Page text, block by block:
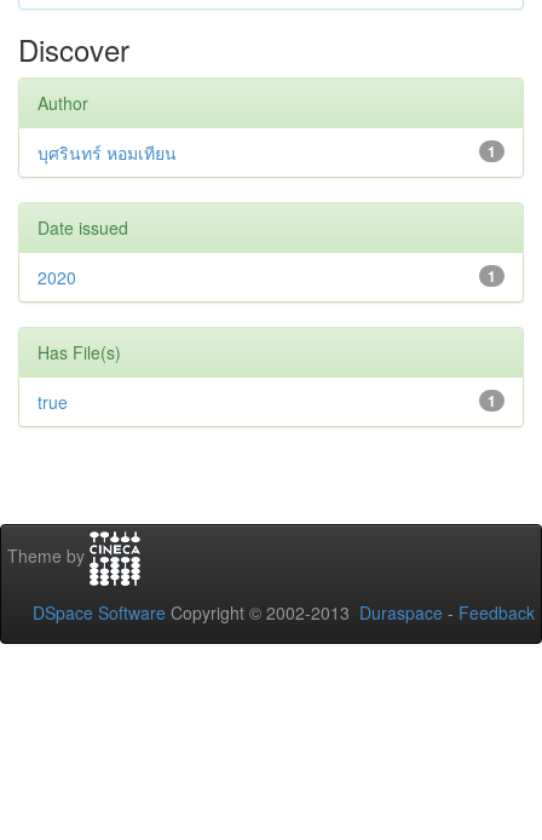
Discover
Author
1
บุศรินทร์ หอมเทียน
Date issued
1
2020
Has File(s)
1
true
Theme by
DSpace Software Copyright © 2002-2013 Duraspace - Feedback